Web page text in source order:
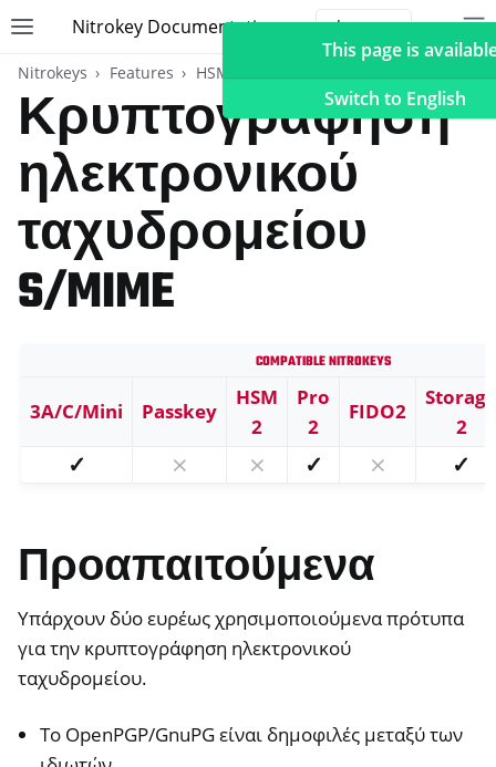
Toggle site navigation sidebar
Nitrokey Documentation
navigation of Nitrokeys
navigation of Features
navigation of FIDO2
navigation of U2F
navigation of HSM
Nitrokeys Features HSM
Κρυπτογράφηση
ηλεκτρονικού
ταχυδρομείου
S/MIME
Compatible Nitrokeys
3A/C/Mini Passkey
HSM
2
Pro
2
FIDO2
2
✓ ⨯ ⨯ ✓ ⨯ ✓
Προαπαιτούμενα
Υπάρχουν δύο ευρέως χρησιμοποιούμενα πρότυπα
για την κρυπτογράφηση ηλεκτρονικού
ταχυδρομείου.
Το OpenPGP/GnuPG είναι δημοφιλές μεταξύ των
This page is
Switch to English